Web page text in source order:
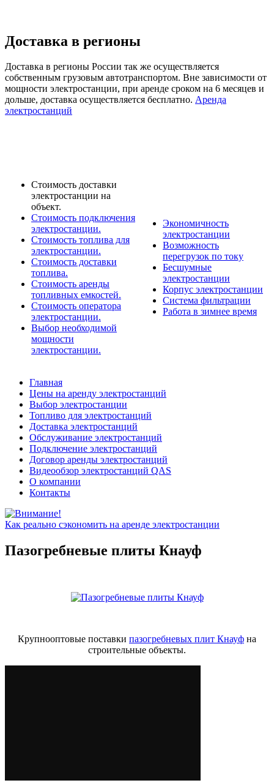
Доставка в регионы
Доставка в регионы России так же осуществляется
собственным грузовым автотранспортом. Вне зависимости от
мощности электростанции, при аренде сроком на 6 месяцев и
дольше, доставка осуществляется бесплатно. Аренда
электростанций
Стоимость доставки
электростанции на
объект.
Стоимость подключения
электростанции.
Стоимость топлива для
электростанции.
Стоимость доставки
топлива.
Стоимость аренды
топливных емкостей.
Стоимость оператора
электростанции.
Выбор необходимой
мощности
электростанции.
Экономичность
электростанции
Возможность
перегрузок по току
Бесшумные
электростанции
Корпус электростанции
Система фильтрации
Работа в зимнее время
Главная
Цены на аренду электростанций
Выбор электростанции
Топливо для электростанций
Доставка электростанций
Обслуживание электростанций
Подключение электростанций
Договор аренды электростанций
Видеообзор электростанций QAS
О компании
Контакты
Как реально сэкономить на аренде электростанции
Пазогребневые плиты Кнауф
Крупнооптовые поставки пазогребневых плит Кнауф на
строительные объекты.